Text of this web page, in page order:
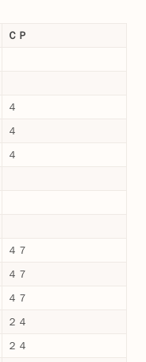
ＣＰ
４
４
４
４７
４７
４７
２４
２４